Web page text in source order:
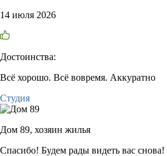
14 июля 2026
Достоинства:
Всё хорошо. Всё вовремя. Аккуратно
Студия
Дом 89, хозяин жилья
Спасибо! Будем рады видеть вас снова!